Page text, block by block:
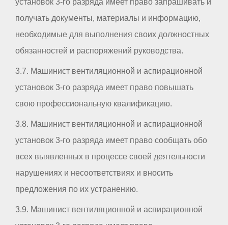
установок 3-го разряда имеет право запрашивать и
получать документы, материалы и информацию,
необходимые для выполнения своих должностных
обязанностей и распоряжений руководства.
3.7. Машинист вентиляционной и аспирационной
установок 3-го разряда имеет право повышать
свою профессиональную квалификацию.
3.8. Машинист вентиляционной и аспирационной
установок 3-го разряда имеет право сообщать обо
всех выявленных в процессе своей деятельности
нарушениях и несоответствиях и вносить
предложения по их устранению.
3.9. Машинист вентиляционной и аспирационной